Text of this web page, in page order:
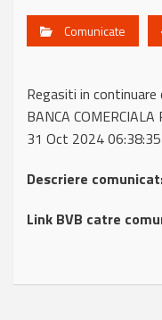
Comunicate
Regasiti in
BANCA
31 Oct 2024
Descriere
Link BVB catre